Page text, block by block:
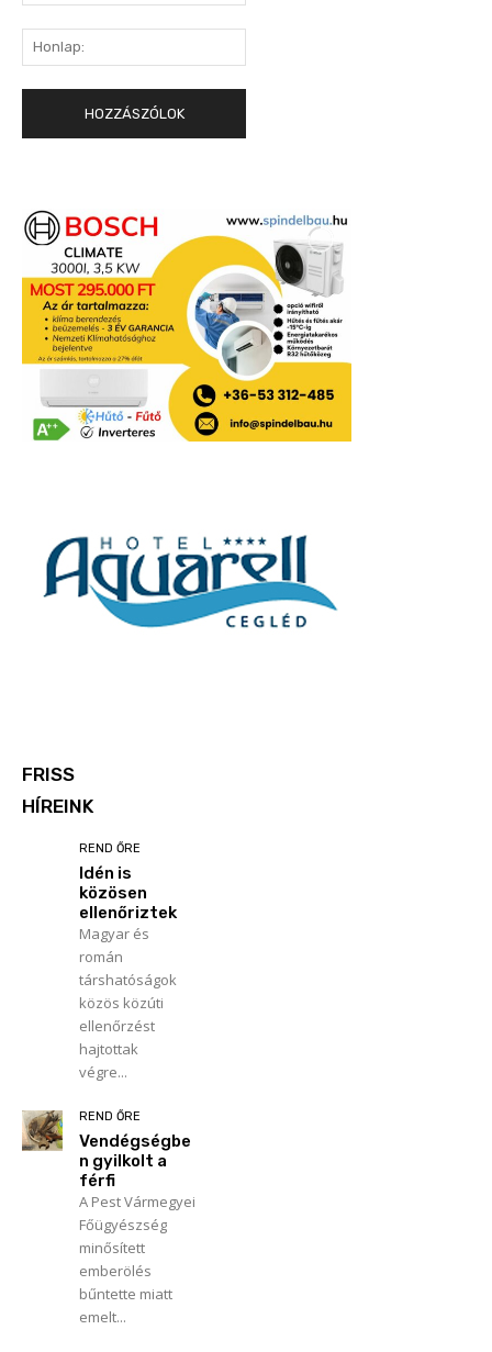
FRISS
HÍREINK
REND ŐRE
Idén is
közösen
ellenőriztek
Magyar és
román
társhatóságok
közös közúti
ellenőrzést
hajtottak
végre...
REND ŐRE
Vendégségbe
n gyilkolt a
férfi
A Pest Vármegyei
Főügyészség
minősített
emberölés
bűntette miatt
emelt...